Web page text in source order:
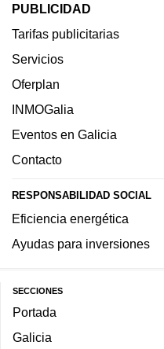
PUBLICIDAD
Tarifas publicitarias
Servicios
Oferplan
INMOGalia
Eventos en Galicia
Contacto
RESPONSABILIDAD SOCIAL
Eficiencia energética
Ayudas para inversiones
SECCIONES
Portada
Galicia